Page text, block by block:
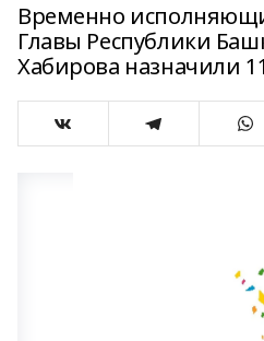
Временно
Главы Республики
Хабирова назначили